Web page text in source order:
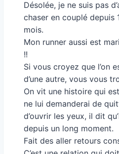
Désolée, je ne suis pas
chaser en couplé depuis
mois.
Mon runner aussi est
!!
Si vous croyez que l’on
d’une autre, vous vous
On vit une histoire qui
ne lui demanderai de
d’ouvrir les yeux, il dit
depuis un long moment.
Fait des aller retours